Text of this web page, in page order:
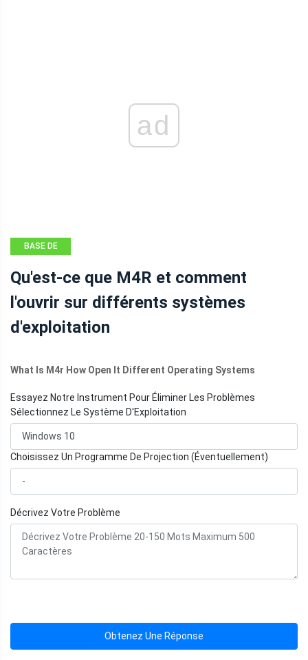
ad
BASE DE
Qu'est-ce que M4R et comment
l'ouvrir sur différents systèmes
d'exploitation
What Is M4r How Open It Different Operating Systems
Essayez Notre Instrument Pour Éliminer Les Problèmes
Sélectionnez Le Système D'Exploitation
Choisissez Un Programme De Projection (Éventuellement)
Décrivez Votre Problème
Obtenez Une Réponse